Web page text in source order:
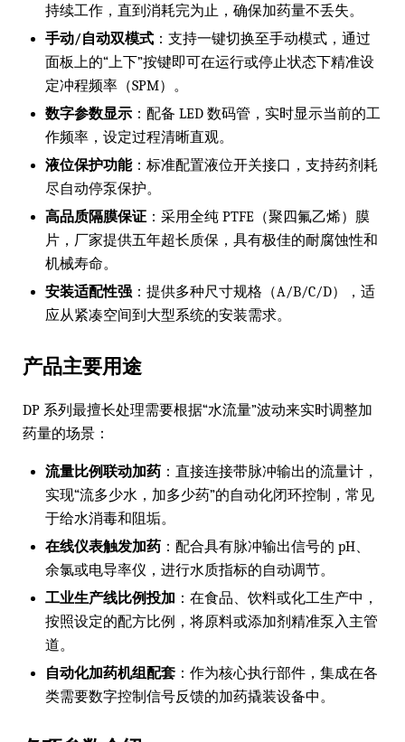
持续工作，直到消耗完为止，确保加药量不丢失。
手动/自动双模式 ：支持一键切换至手动模式，通过
面板上的“上下”按键即可在运行或停止状态下精准设
定冲程频率（SPM）。
数字参数显示 ：配备 LED 数码管，实时显示当前的工
作频率，设定过程清晰直观。
液位保护功能：标准配置液位开关接口，支持药剂耗
尽自动停泵保护。
高品质隔膜保证 ：采用全纯 PTFE（聚四氟乙烯）膜
片，厂家提供五年超长质保，具有极佳的耐腐蚀性和
机械寿命。
安装适配性强 ：提供多种尺寸规格（A/B/C/D），适
应从紧凑空间到大型系统的安装需求。
产品主要用途
DP 系列最擅长处理需要根据“水流量”波动来实时调整加
药量的场景：
流量比例联动加药 ：直接连接带脉冲输出的流量计，
实现“流多少水，加多少药”的自动化闭环控制，常见
于给水消毒和阻垢。
在线仪表触发加药 ：配合具有脉冲输出信号的 pH、
余氯或电导率仪，进行水质指标的自动调节。
工业生产线比例投加 ：在食品、饮料或化工生产中，
按照设定的配方比例，将原料或添加剂精准泵入主管
道。
自动化加药机组配套 ：作为核心执行部件，集成在各
类需要数字控制信号反馈的加药撬装设备中。